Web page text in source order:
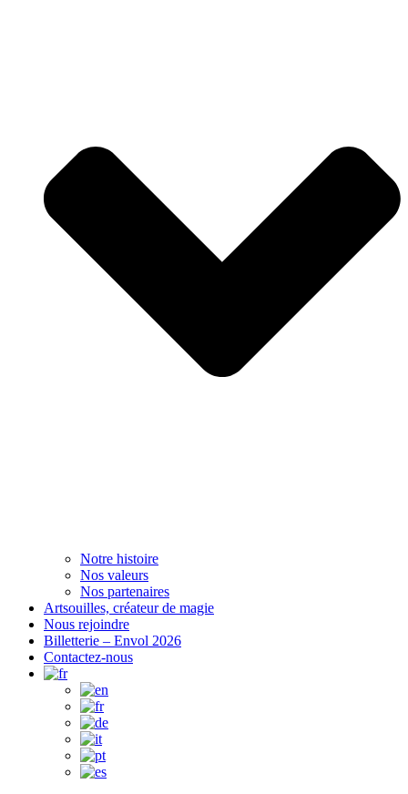
Notre histoire
Nos valeurs
Nos partenaires
Artsouilles, créateur de magie
Nous rejoindre
Billetterie – Envol 2026
Contactez-nous